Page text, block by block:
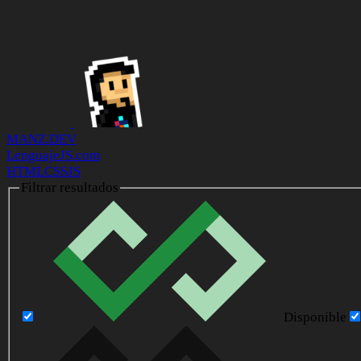
MANZ.DEV
LenguajeJS.com
HTMLCSSJS
Filtrar resultados
Disponible